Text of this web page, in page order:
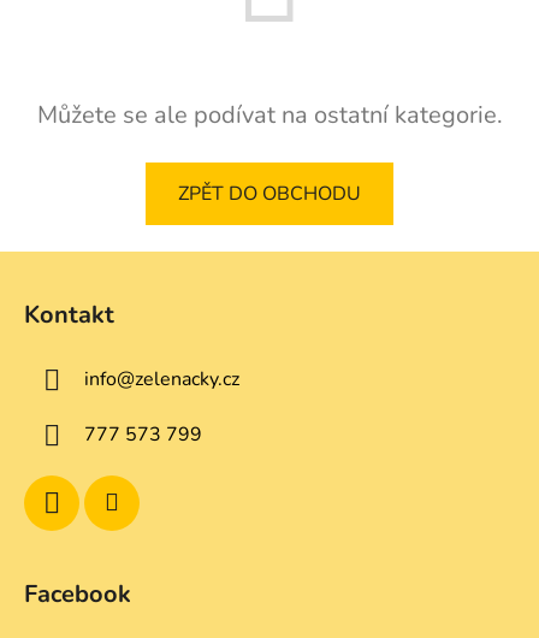
Můžete se ale podívat na ostatní kategorie.
ZPĚT DO OBCHODU
Kontakt
info@zelenacky.cz
777 573 799
Facebook